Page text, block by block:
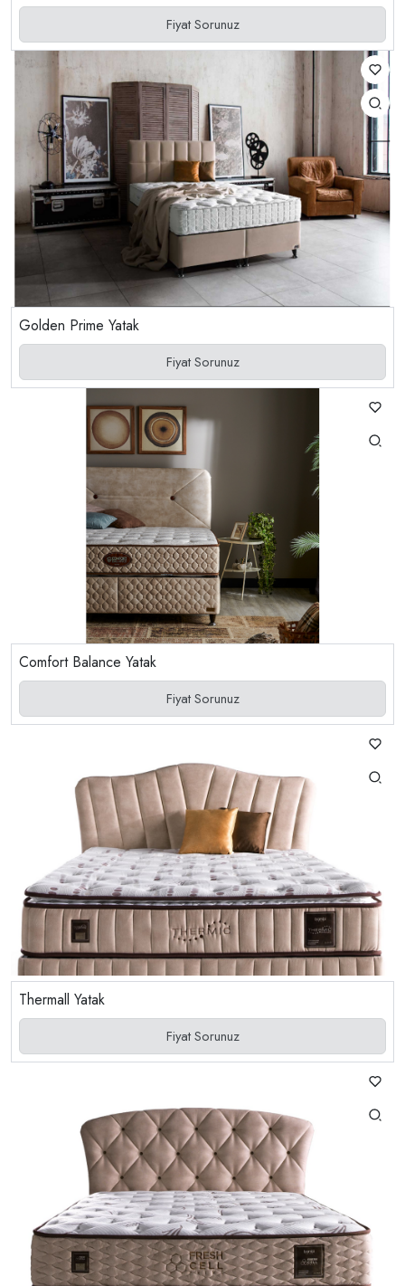
Fiyat Sorunuz
Golden Prime Yatak
Fiyat Sorunuz
Comfort Balance Yatak
Fiyat Sorunuz
Thermall Yatak
Fiyat Sorunuz